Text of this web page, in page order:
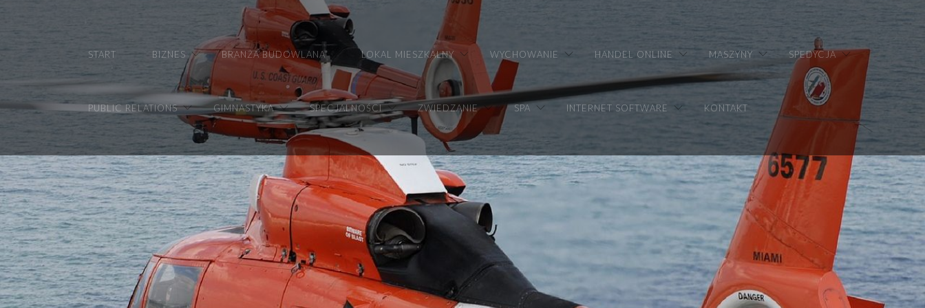
START BIZNES BRANŻA BUDOWLANA LOKAL MIESZKALNY WYCHOWANIE HANDEL ONLINE MASZYNY SPEDYCJA
PUBLIC RELATIONS GIMNASTYKA SPECJALNOŚCI ZWIEDZANIE SPA INTERNET SOFTWARE KONTAKT